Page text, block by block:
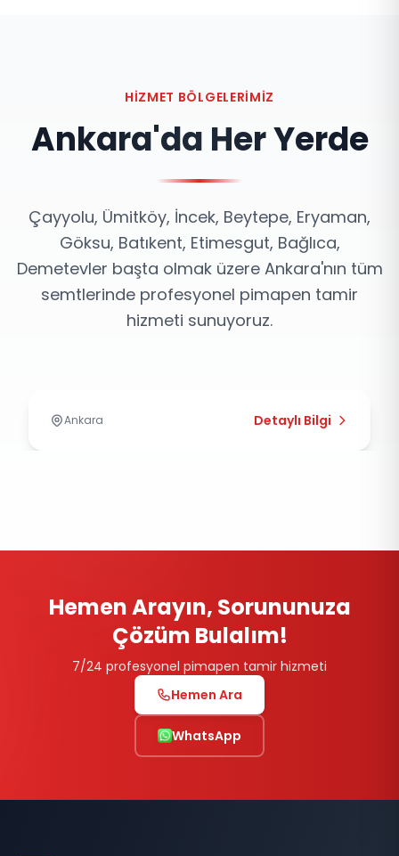
HIZMET BÖLGELERIMIZ
Ankara'da Her Yerde
Çayyolu, Ümitköy, İncek, Beytepe, Eryaman,
Göksu, Batıkent, Etimesgut, Bağlıca,
Demetevler başta olmak üzere Ankara'nın tüm
semtlerinde profesyonel pimapen tamir
hizmeti sunuyoruz.
Çayyolu Pimapen Tamiri
Ankara Detaylı Bilgi
Hemen Arayın, Sorununuza
Çözüm Bulalım!
7/24 profesyonel pimapen tamir hizmeti
Hemen Ara
WhatsApp